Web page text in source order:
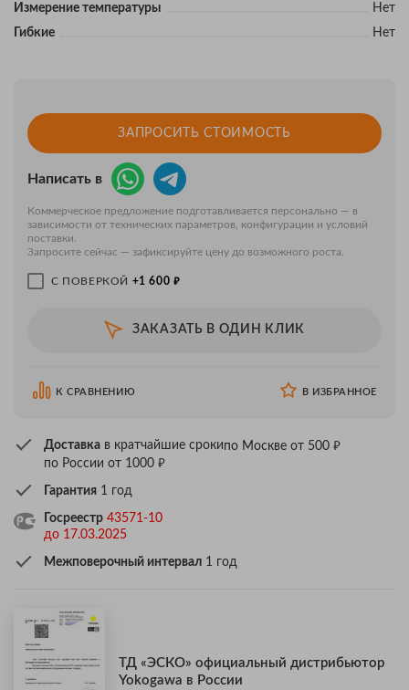
Измерение температуры
Нет
Гибкие
Нет
ЗАПРОСИТЬ СТОИМОСТЬ
Написать в
Коммерческое предложение подготавливается персонально — в
зависимости от технических параметров, конфигурации и условий
поставки.
Запросите сейчас — зафиксируйте цену до возможного роста.
С ПОВЕРКОЙ +1 600 ₽
ЗАКАЗАТЬ В ОДИН КЛИК
К СРАВНЕНИЮ В ИЗБРАННОЕ
Доставка в кратчайшие срокипо Москве от 500 ₽
по России от 1000 ₽
Гарантия 1 год
Госреестр 43571-10
до 17.03.2025
Межповерочный интервал 1 год
ТД «ЭСКО» официальный дистрибьютор
Yokogawa в России